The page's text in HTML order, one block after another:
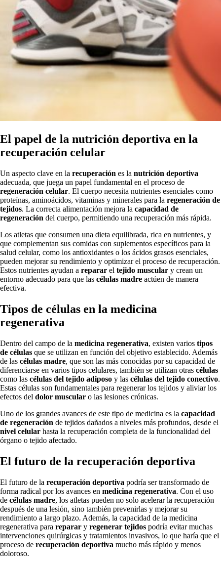
El papel de la nutrición deportiva en la
recuperación celular
Un aspecto clave en la recuperación es la nutrición deportiva
adecuada, que juega un papel fundamental en el proceso de
regeneración celular. El cuerpo necesita nutrientes esenciales como
proteínas, aminoácidos, vitaminas y minerales para la regeneración de
tejidos. La correcta alimentación mejora la capacidad de
regeneración del cuerpo, permitiendo una recuperación más rápida.
Los atletas que consumen una dieta equilibrada, rica en nutrientes, y
que complementan sus comidas con suplementos específicos para la
salud celular, como los antioxidantes o los ácidos grasos esenciales,
pueden mejorar su rendimiento y optimizar el proceso de recuperación.
Estos nutrientes ayudan a reparar el tejido muscular y crean un
entorno adecuado para que las células madre actúen de manera
efectiva.
Tipos de células en la medicina
regenerativa
Dentro del campo de la medicina regenerativa, existen varios tipos
de células que se utilizan en función del objetivo establecido. Además
de las células madre, que son las más conocidas por su capacidad de
diferenciarse en varios tipos celulares, también se utilizan otras células
como las células del tejido adiposo y las células del tejido conectivo.
Estas células son fundamentales para regenerar los tejidos y aliviar los
efectos del dolor muscular o las lesiones crónicas.
Uno de los grandes avances de este tipo de medicina es la capacidad
de regeneración de tejidos dañados a niveles más profundos, desde el
nivel celular hasta la recuperación completa de la funcionalidad del
órgano o tejido afectado.
El futuro de la recuperación deportiva
El futuro de la recuperación deportiva podría ser transformado de
forma radical por los avances en medicina regenerativa. Con el uso
de células madre, los atletas pueden no solo acelerar la recuperación
después de una lesión, sino también prevenirlas y mejorar su
rendimiento a largo plazo. Además, la capacidad de la medicina
regenerativa para reparar y regenerar tejidos podría evitar muchas
intervenciones quirúrgicas y tratamientos invasivos, lo que haría que el
proceso de recuperación deportiva mucho más rápido y menos
doloroso.